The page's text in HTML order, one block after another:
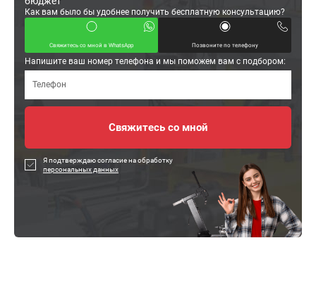
Как вам было бы удобнее получить бесплатную консультацию?
Свяжитесь со мной в WhatsApp Позвоните по телефону
Напишите ваш номер телефона и мы поможем вам с подбором:
Я подтверждаю согласие на обработку
персональных данных